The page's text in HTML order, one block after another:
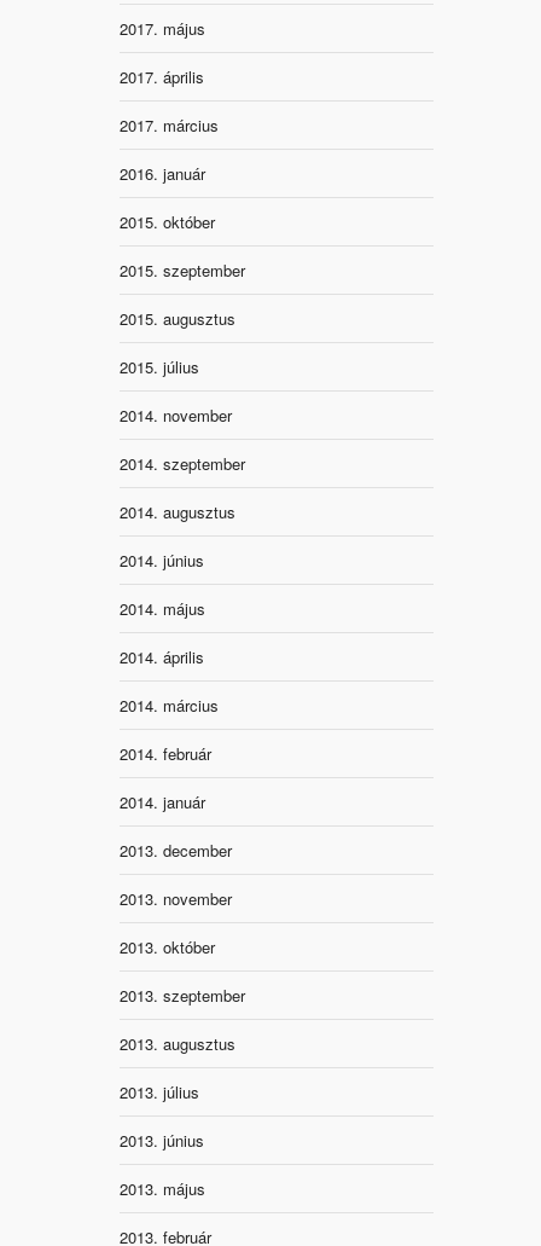
2017. május
2017. április
2017. március
2016. január
2015. október
2015. szeptember
2015. augusztus
2015. július
2014. november
2014. szeptember
2014. augusztus
2014. június
2014. május
2014. április
2014. március
2014. február
2014. január
2013. december
2013. november
2013. október
2013. szeptember
2013. augusztus
2013. július
2013. június
2013. május
2013. február